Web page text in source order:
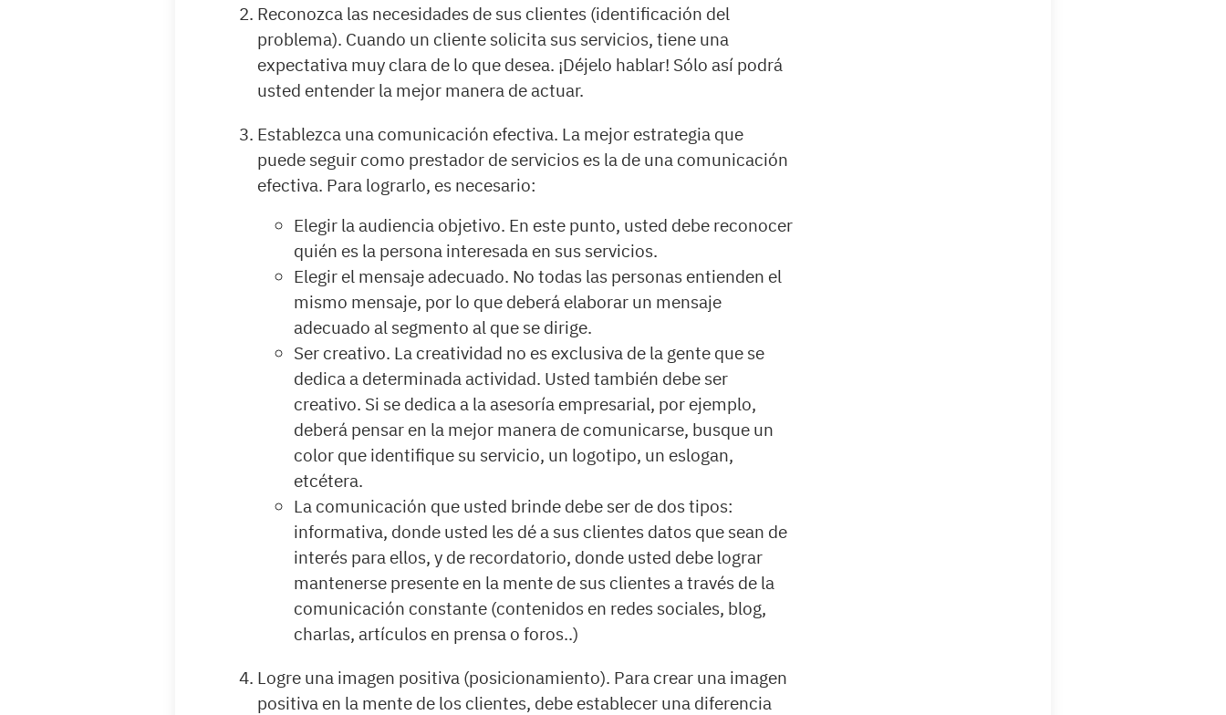
Reconozca las necesidades de sus clientes (identificación del
problema). Cuando un cliente solicita sus servicios, tiene una
expectativa muy clara de lo que desea. ¡Déjelo hablar! Sólo así podrá
usted entender la mejor manera de actuar.
Establezca una comunicación efectiva. La mejor estrategia que
puede seguir como prestador de servicios es la de una comunicación
efectiva. Para lograrlo, es necesario:
Elegir la audiencia objetivo. En este punto, usted debe reconocer
quién es la persona interesada en sus servicios.
Elegir el mensaje adecuado. No todas las personas entienden el
mismo mensaje, por lo que deberá elaborar un mensaje
adecuado al segmento al que se dirige.
Ser creativo. La creatividad no es exclusiva de la gente que se
dedica a determinada actividad. Usted también debe ser
creativo. Si se dedica a la asesoría empresarial, por ejemplo,
deberá pensar en la mejor manera de comunicarse, busque un
color que identifique su servicio, un logotipo, un eslogan,
etcétera.
La comunicación que usted brinde debe ser de dos tipos:
informativa, donde usted les dé a sus clientes datos que sean de
interés para ellos, y de recordatorio, donde usted debe lograr
mantenerse presente en la mente de sus clientes a través de la
comunicación constante (contenidos en redes sociales, blog,
charlas, artículos en prensa o foros..)
Logre una imagen positiva (posicionamiento). Para crear una imagen
positiva en la mente de los clientes, debe establecer una diferencia